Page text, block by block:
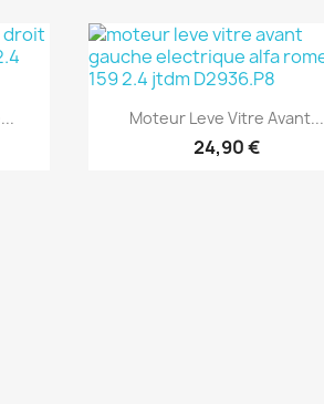
Aperçu rapide
Moteur Leve Vitre Avant...
24,90 €